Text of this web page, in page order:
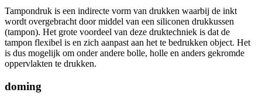
Tampondruk is een indirecte vorm van drukken waarbij de inkt
wordt overgebracht door middel van een siliconen drukkussen
(tampon). Het grote voordeel van deze druktechniek is dat de
tampon flexibel is en zich aanpast aan het te bedrukken object. Het
is dus mogelijk om onder andere bolle, holle en anders gekromde
oppervlakten te drukken.
doming